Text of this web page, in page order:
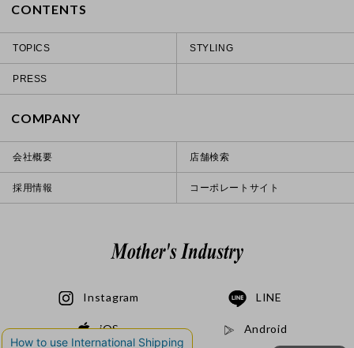
CONTENTS
TOPICS STYLING
PRESS
COMPANY
会社概要 店舗検索
採用情報 コーポレートサイト
Instagram LINE
iOS Android